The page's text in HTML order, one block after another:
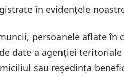
în evidenţele
persoanele aflate în
date a agenţiei
sau reşedinţa